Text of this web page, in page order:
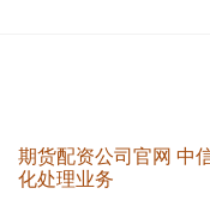
期货配资公司官网 中
化处理业务